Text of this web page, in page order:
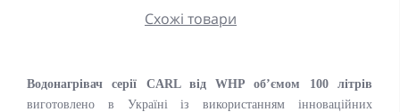
Схожі товари
Водонагрівач серії CARL від WHP об’ємом 100 літрів
виготовлено в Україні із використанням інноваційних